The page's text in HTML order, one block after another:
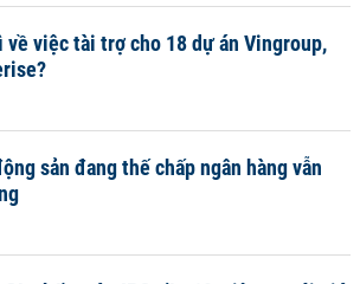
về việc tài trợ cho 18 dự án Vingroup,
sản đang thế chấp ngân hàng vẫn